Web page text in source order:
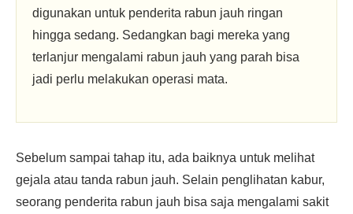
digunakan untuk penderita rabun jauh ringan
hingga sedang. Sedangkan bagi mereka yang
terlanjur mengalami rabun jauh yang parah bisa
jadi perlu melakukan operasi mata.
Sebelum sampai tahap itu, ada baiknya untuk melihat
gejala atau tanda rabun jauh. Selain penglihatan kabur,
seorang penderita rabun jauh bisa saja mengalami sakit